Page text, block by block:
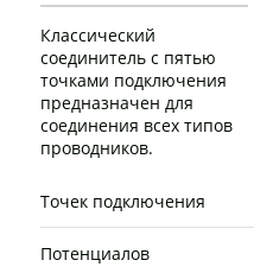
Классический
соединитель с пятью
точками подключения
предназначен для
соединения всех типов
проводников.
Точек подключения
Потенциалов